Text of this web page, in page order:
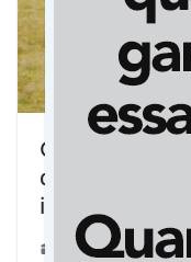
Governo de
queimadas e
incêndios
21/01/2025